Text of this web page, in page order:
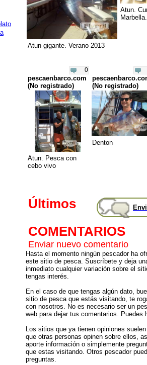
Atun gigante. Verano 2013
Atun.
Marbella.
0
pescaenbarco.com
(No registrado)
Atun. Pesca con
cebo vivo
(No registrado)
Denton
Últimos
COMENTARIOS
Enviar nuevo comentario
Hasta el momento ningún pescador ha
este sitio de pesca. Suscríbete y deja
inmediato cualquier variación sobre el
tengas interés.
En el caso de que tengas algún dato,
sitio de pesca que estás visitando, te
con nosotros. No es necesario ser un
web para dejar tus comentarios. Puedes
Los sitios que ya tienen opiniones
que otras personas opinen sobre ellos,
aporte información o simplemente
que estas visitando. Otros pescador
preguntas.